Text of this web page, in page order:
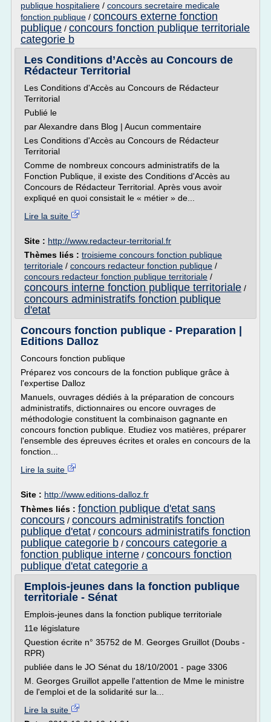
publique hospitaliere / concours secretaire medicale
fonction publique / concours externe fonction
publique / concours fonction publique territoriale
categorie b
Les Conditions d’Accès au Concours de
Rédacteur Territorial
Les Conditions d'Accès au Concours de Rédacteur
Territorial
Publié le
par Alexandre dans Blog | Aucun commentaire
Les Conditions d'Accès au Concours de Rédacteur
Territorial
Comme de nombreux concours administratifs de la
Fonction Publique, il existe des Conditions d'Accès au
Concours de Rédacteur Territorial. Après vous avoir
expliqué en quoi consistait le « métier » de...
Lire la suite
Site : http://www.redacteur-territorial.fr
Thèmes liés : troisieme concours fonction publique
territoriale / concours redacteur fonction publique /
concours redacteur fonction publique territoriale /
concours interne fonction publique territoriale /
concours administratifs fonction publique
d'etat
Concours fonction publique - Preparation |
Editions Dalloz
Concours fonction publique
Préparez vos concours de la fonction publique grâce à
l'expertise Dalloz
Manuels, ouvrages dédiés à la préparation de concours
administratifs, dictionnaires ou encore ouvrages de
méthodologie constituent la combinaison gagnante en
concours fonction publique. Etudiez vos matières, préparer
l'ensemble des épreuves écrites et orales en concours de la
fonction...
Lire la suite
Site : http://www.editions-dalloz.fr
Thèmes liés : fonction publique d'etat sans
concours / concours administratifs fonction
publique d'etat / concours administratifs fonction
publique categorie b / concours categorie a
fonction publique interne / concours fonction
publique d'etat categorie a
Emplois-jeunes dans la fonction publique
territoriale - Sénat
Emplois-jeunes dans la fonction publique territoriale
11e législature
Question écrite n° 35752 de M. Georges Gruillot (Doubs -
RPR)
publiée dans le JO Sénat du 18/10/2001 - page 3306
M. Georges Gruillot appelle l'attention de Mme le ministre
de l'emploi et de la solidarité sur la...
Lire la suite